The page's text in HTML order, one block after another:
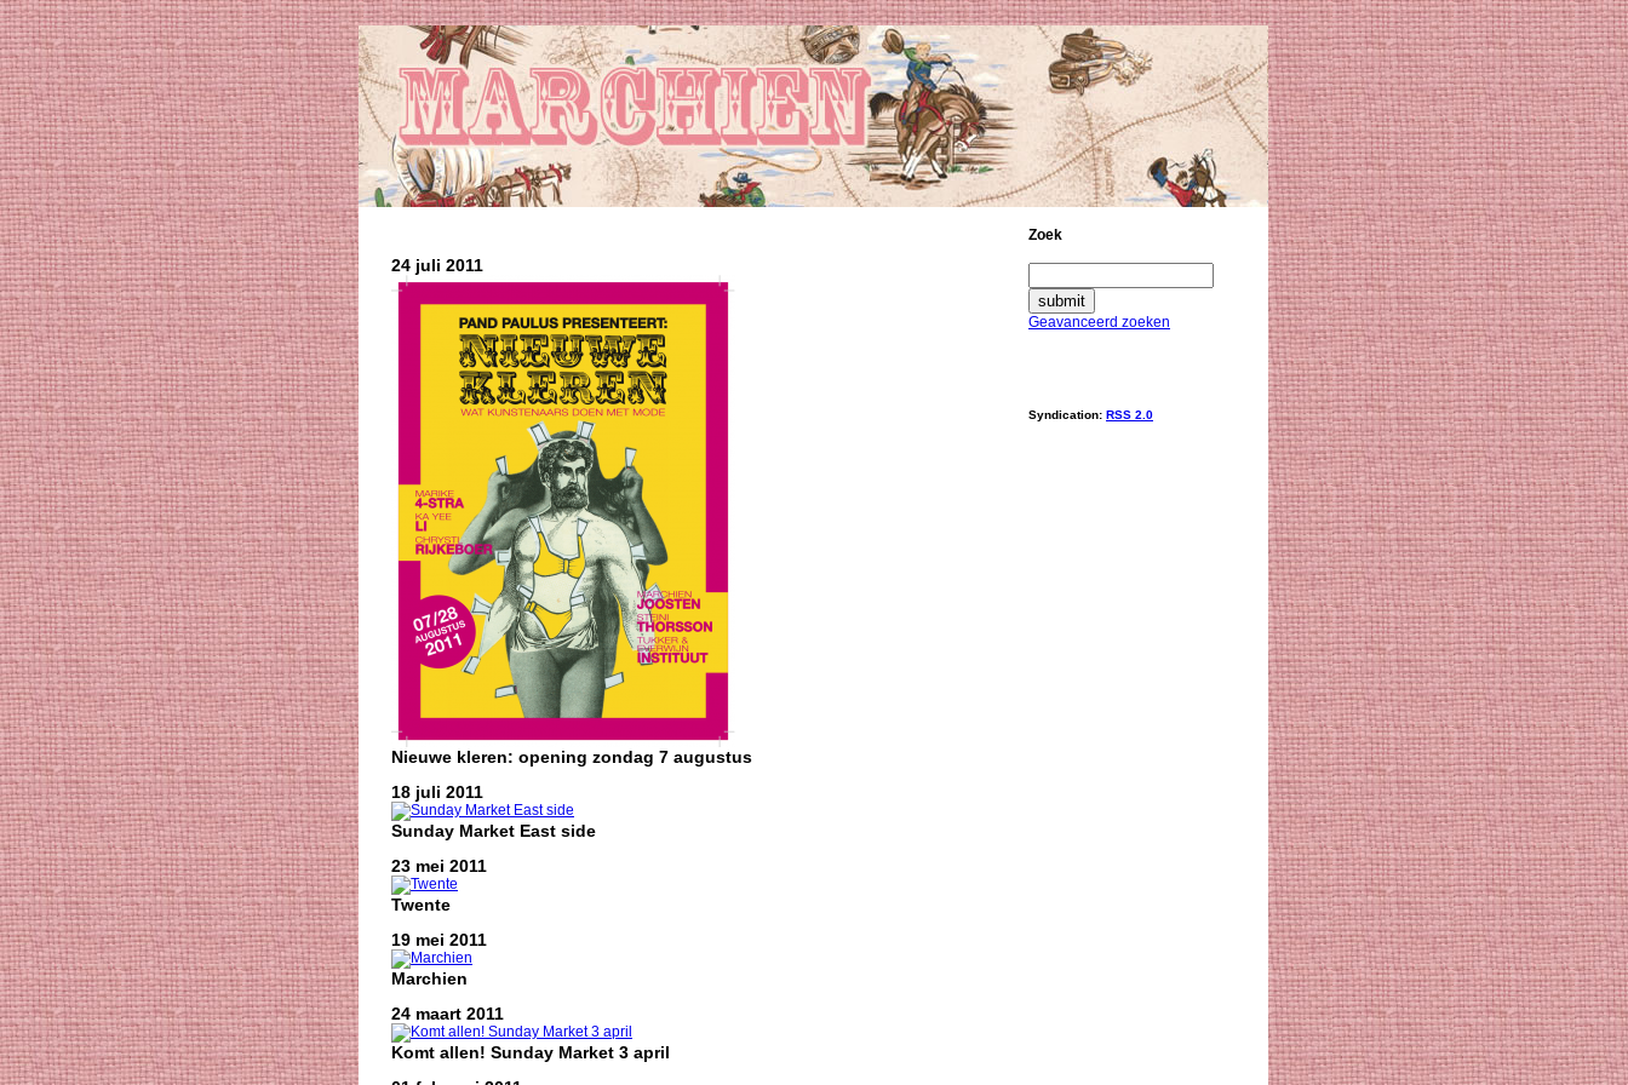
24 juli 2011
Nieuwe kleren: opening zondag 7 augustus
18 juli 2011
Sunday Market East side
23 mei 2011
Twente
19 mei 2011
Marchien
24 maart 2011
Komt allen! Sunday Market 3 april
Zoek
Geavanceerd zoeken
Syndication: RSS 2.0